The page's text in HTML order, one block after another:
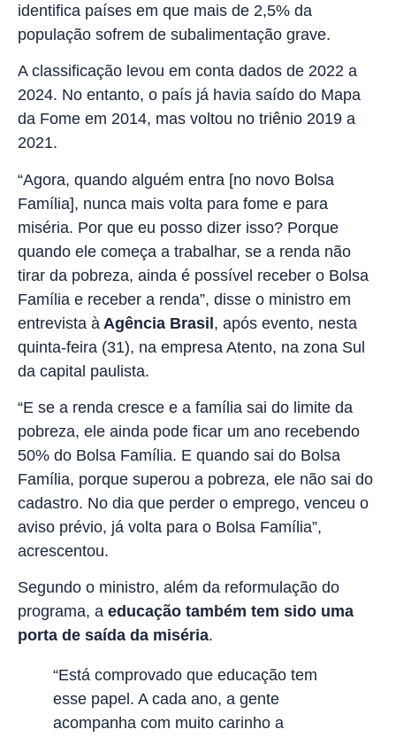
identifica países em que mais de 2,5% da
população sofrem de subalimentação grave.
A classificação levou em conta dados de 2022 a
2024. No entanto, o país já havia saído do Mapa
da Fome em 2014, mas voltou no triênio 2019 a
2021.
“Agora, quando alguém entra [no novo Bolsa
Família], nunca mais volta para fome e para
miséria. Por que eu posso dizer isso? Porque
quando ele começa a trabalhar, se a renda não
tirar da pobreza, ainda é possível receber o Bolsa
Família e receber a renda”, disse o ministro em
entrevista à Agência Brasil, após evento, nesta
quinta-feira (31), na empresa Atento, na zona Sul
da capital paulista.
“E se a renda cresce e a família sai do limite da
pobreza, ele ainda pode ficar um ano recebendo
50% do Bolsa Família. E quando sai do Bolsa
Família, porque superou a pobreza, ele não sai do
cadastro. No dia que perder o emprego, venceu o
aviso prévio, já volta para o Bolsa Família”,
acrescentou.
Segundo o ministro, além da reformulação do
programa, a educação também tem sido uma
porta de saída da miséria.
“Está comprovado que educação tem
esse papel. A cada ano, a gente
acompanha com muito carinho a